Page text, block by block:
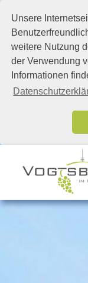
Unsere
weitere Nutzung
der Verwendung
Informationen